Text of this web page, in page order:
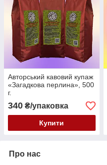
Авторський кавовий купаж
«Загадкова перлина», 500
г.
340 ₴/упаковка
Купити
Про нас